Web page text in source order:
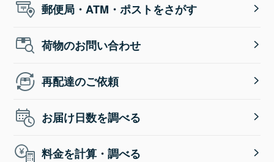
郵便局・ATM・ポストをさがす
荷物のお問い合わせ
再配達のご依頼
お届け日数を調べる
料金を計算・調べる